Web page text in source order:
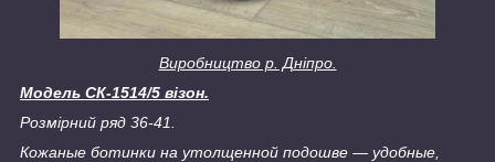
Виробництво р. Дніпро.
Модель СК-1514/5 візон.
Розмірний ряд 36-41.
Кожаные ботинки на утолщенной подошве ― удобные,